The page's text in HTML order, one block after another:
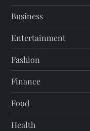
Business
Entertainment
Fashion
Finance
Food
Health